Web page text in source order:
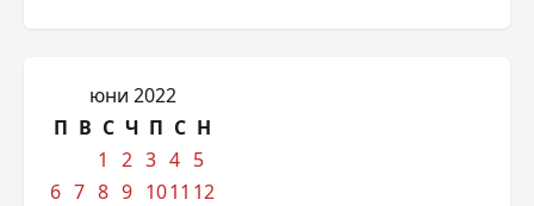
юни 2022
П В С Ч П С Н
1
2 3 4 5
6 7 8 9 1011 12